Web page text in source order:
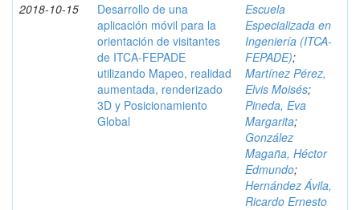
2018-10-15
Desarrollo de una
aplicación móvil para la
orientación de visitantes
de ITCA-FEPADE
utilizando Mapeo, realidad
aumentada, renderizado
3D y Posicionamiento
Global
Escuela
Especializada en
Ingeniería (ITCA-
FEPADE);
Martínez Pérez,
Elvis Moisés;
Pineda, Eva
Margarita;
González
Magaña, Héctor
Edmundo;
Hernández Ávila,
Ricardo Ernesto